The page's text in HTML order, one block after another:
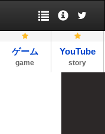
ゲーム
game
YouTube
story